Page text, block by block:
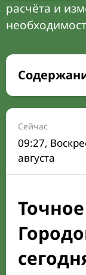
расчёта и
Время
Расписание
Время
Календарь
Мечети и
Сейчас
09:27,
августа